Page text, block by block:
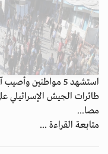
استشهد 5 مواطنين
طائرات الجيش الإسرائيلي
مصا...
متابعة القراءة ...